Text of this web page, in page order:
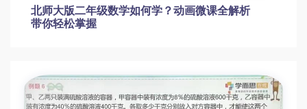
北师大版二年级数学如何学？动画微课全解析
带你轻松掌握